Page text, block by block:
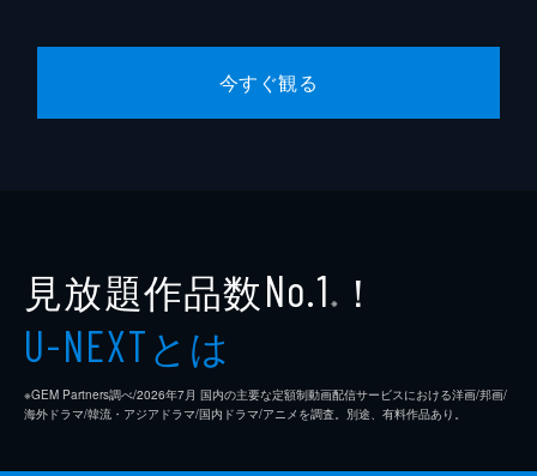
今すぐ観る
見放題作品数No.1 ※ ！
U-NEXTとは
※GEM Partners調べ/2026年7⽉ 国内の主要な定額制動画配信サービスにおける洋画/邦画/
海外ドラマ/韓流・アジアドラマ/国内ドラマ/アニメを調査。別途、有料作品あり。